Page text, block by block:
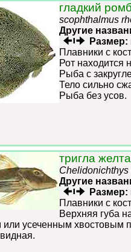
гладкий ромб
scophthalmus
Другие
Размер:
Плавники с
Рот находится
Рыба с
Тело сильно
Рыба без усов.
тригла
Chelidonichthys
Другие
Размер:
Плавники с
Верхняя губа
или усеченным хвостовым